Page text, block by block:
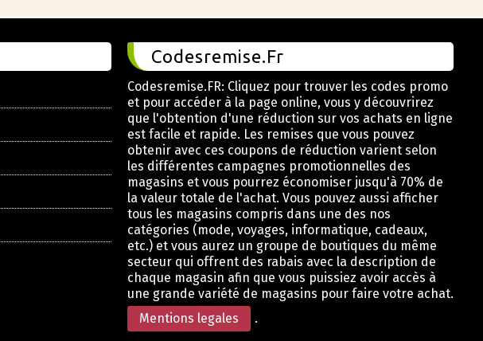
Codesremise.Fr
Codesremise.FR: Cliquez pour trouver les codes promo
et pour accéder à la page online, vous y découvrirez
que l'obtention d'une réduction sur vos achats en ligne
est facile et rapide. Les remises que vous pouvez
obtenir avec ces coupons de réduction varient selon
les différentes campagnes promotionnelles des
magasins et vous pourrez économiser jusqu'à 70% de
la valeur totale de l'achat. Vous pouvez aussi afficher
tous les magasins compris dans une des nos
catégories (mode, voyages, informatique, cadeaux,
etc.) et vous aurez un groupe de boutiques du même
secteur qui offrent des rabais avec la description de
chaque magasin afin que vous puissiez avoir accès à
une grande variété de magasins pour faire votre achat.
Mentions legales
.